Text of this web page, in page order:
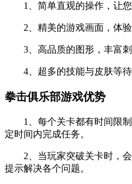
1、简单直观的操作，让您
2、精美的游戏画面，体验
3、高品质的图形，丰富刺
4、超多的技能与皮肤等待
拳击俱乐部游戏优势
1、每个关卡都有时间限制
定时间内完成任务。
2、当玩家突破关卡时，会
提示解决各个问题。